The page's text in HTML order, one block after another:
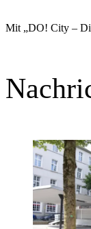
Mit „DO! City –